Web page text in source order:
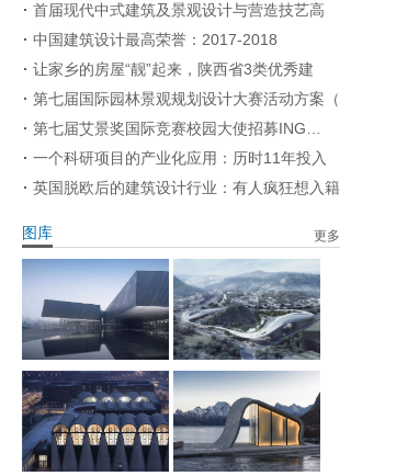
首届现代中式建筑及景观设计与营造技艺高
中国建筑设计最高荣誉：2017-2018
让家乡的房屋“靓”起来，陕西省3类优秀建
第七届国际园林景观规划设计大赛活动方案（
第七届艾景奖国际竞赛校园大使招募ING…
一个科研项目的产业化应用：历时11年投入
英国脱欧后的建筑设计行业：有人疯狂想入籍
图库 更多